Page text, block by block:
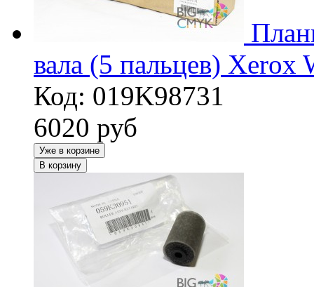
вала (5 пальцев) Xerox
Код: 019K98731
6020 руб
Уже в корзине
В корзину